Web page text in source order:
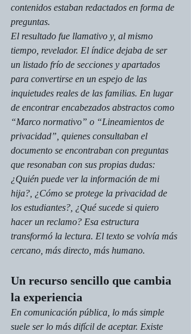
contenidos estaban redactados en forma de
preguntas.
El resultado fue llamativo y, al mismo
tiempo, revelador. El índice dejaba de ser
un listado frío de secciones y apartados
para convertirse en un espejo de las
inquietudes reales de las familias. En lugar
de encontrar encabezados abstractos como
“Marco normativo” o “Lineamientos de
privacidad”, quienes consultaban el
documento se encontraban con preguntas
que resonaban con sus propias dudas:
¿Quién puede ver la información de mi
hija?, ¿Cómo se protege la privacidad de
los estudiantes?, ¿Qué sucede si quiero
hacer un reclamo? Esa estructura
transformó la lectura. El texto se volvía más
cercano, más directo, más humano.
Un recurso sencillo que cambia
la experiencia
En comunicación pública, lo más simple
suele ser lo más difícil de aceptar. Existe